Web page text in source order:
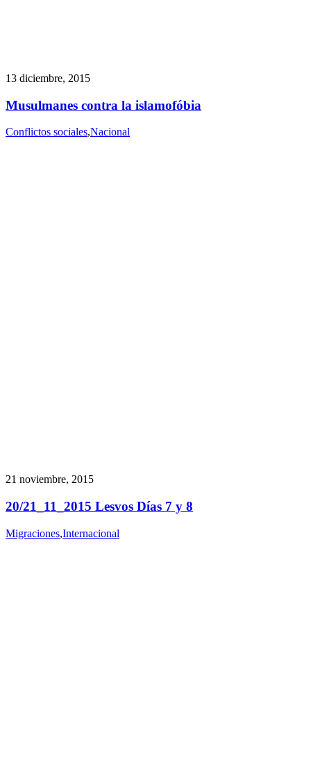
13 diciembre, 2015
Musulmanes contra la islamofóbia
Conflictos sociales,Nacional
21 noviembre, 2015
20/21_11_2015 Lesvos Días 7 y 8
Migraciones,Internacional